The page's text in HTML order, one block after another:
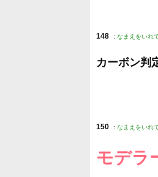
148 : なまえをいれ
カーボン判
150 : なまえをいれ
モデラ